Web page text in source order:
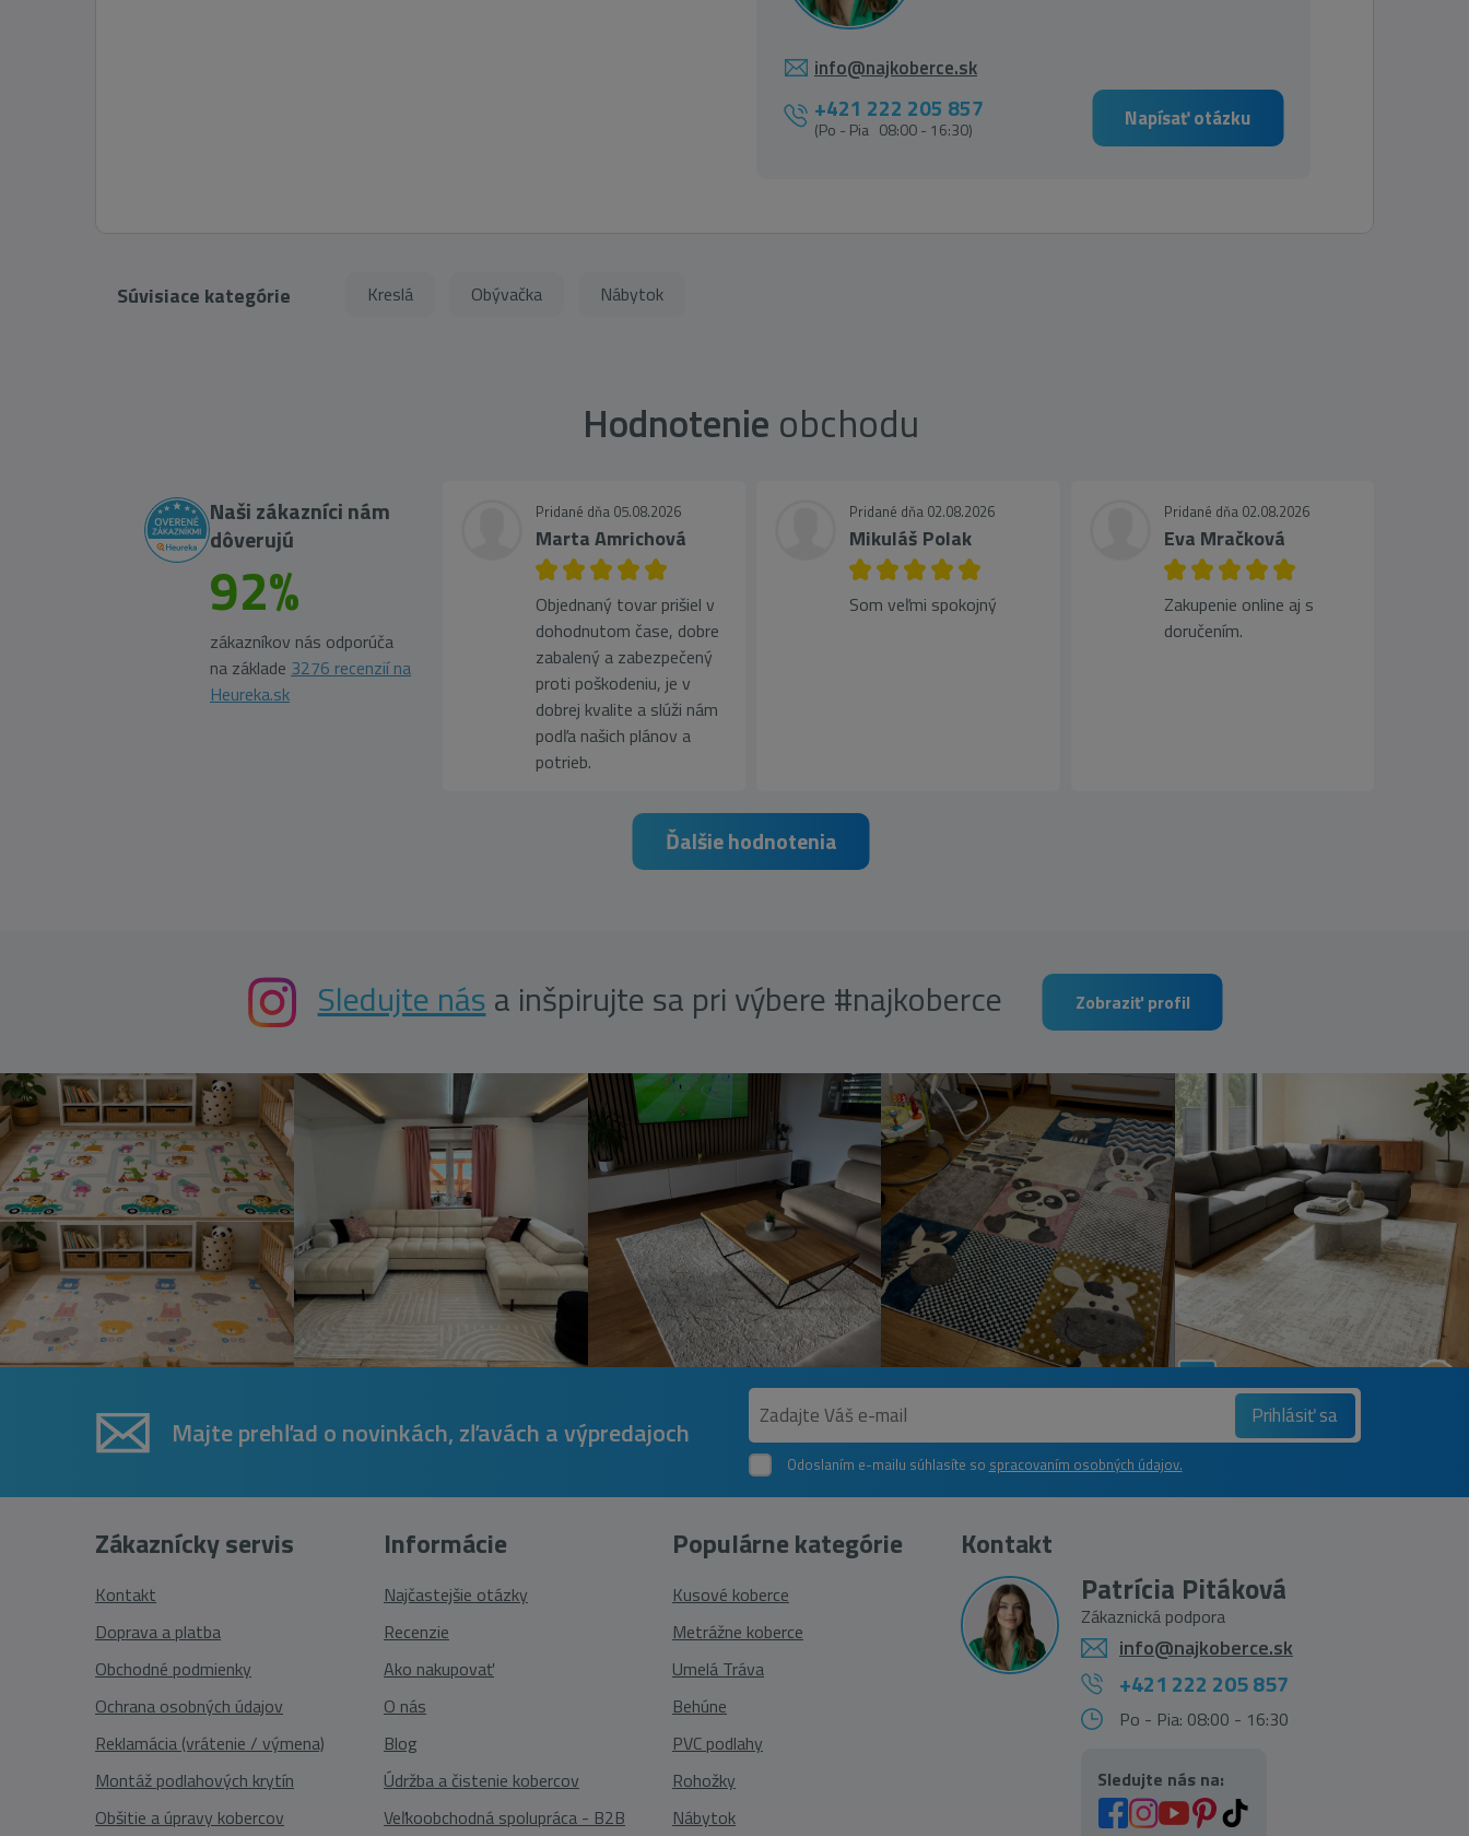
info@najkoberce.sk
+421 222 205 857
(Po - Pia 08:00 - 16:30) Napísať otázku
Súvisiace kategórie Kreslá Obývačka Nábytok
Hodnotenie obchodu
Naši zákazníci nám
dôverujú
92%
zákazníkov nás odporúča
na základe 3276 recenzií na
Heureka.sk
Pridané dňa 05.08.2026
Marta Amrichová
Objednaný tovar prišiel v
dohodnutom čase, dobre
zabalený a zabezpečený
proti poškodeniu, je v
dobrej kvalite a slúži nám
podľa našich plánov a
potrieb.
Pridané dňa 02.08.2026
Mikuláš Polak
Som veľmi spokojný
Pridané dňa 02.08.2026
Eva Mračková
Zakupenie online aj s
doručením.
Ďalšie hodnotenia
Sledujte nása inšpirujte sa pri výbere #najkoberce Zobraziť profil
Majte prehľad o novinkách, zľavách a výpredajoch Prihlásiť sa
Odoslaním e-mailu súhlasíte so spracovaním osobných údajov.
Zákaznícky servis
Kontakt
Doprava a platba
Obchodné podmienky
Ochrana osobných údajov
Reklamácia (vrátenie / výmena)
Montáž podlahových krytín
Obšitie a úpravy kobercov
Informácie
Najčastejšie otázky
Recenzie
Ako nakupovať
O nás
Blog
Údržba a čistenie kobercov
Veľkoobchodná spolupráca - B2B
Populárne kategórie
Kusové koberce
Metrážne koberce
Umelá Tráva
Behúne
PVC podlahy
Rohožky
Nábytok
Kontakt
Patrícia Pitáková
Zákaznická podpora
info@najkoberce.sk
+421 222 205 857
Po - Pia: 08:00 - 16:30
Sledujte nás na: